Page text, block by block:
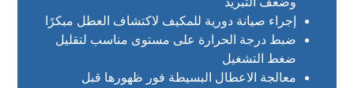
إجراء صيانة دورية للمكيف لاكتشاف العطل مبكرًا
ضبط درجة الحرارة على مستوى مناسب لتقليل
ضغط التشغيل
معالجة الاعطال البسيطة فور ظهورها قبل